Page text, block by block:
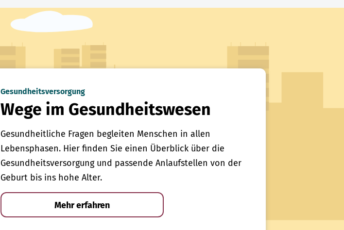
Gesundheitsversorgung
Wege im Gesundheitswesen
Gesundheitliche Fragen begleiten Menschen in allen
Lebensphasen. Hier finden Sie einen Überblick über die
Gesundheitsversorgung und passende Anlaufstellen von der
Geburt bis ins hohe Alter.
Mehr erfahren